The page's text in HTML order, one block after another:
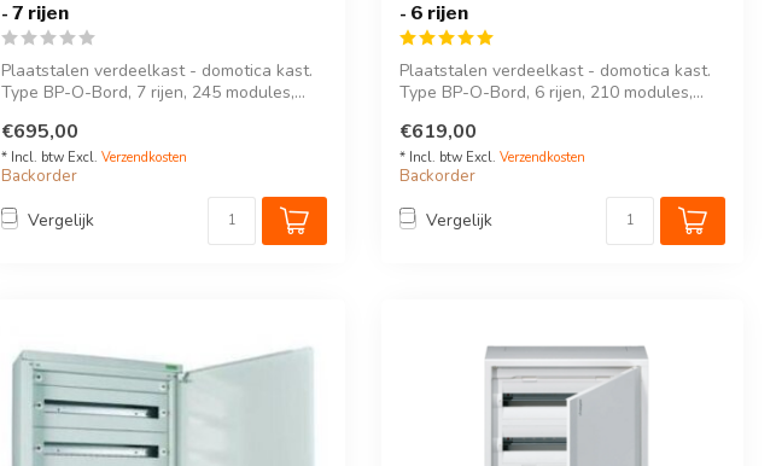
- 7 rijen
Plaatstalen verdeelkast - domotica kast.
Type BP-O-Bord, 7 rijen, 245 modules,...
€695,00
* Incl. btw Excl. Verzendkosten
Backorder
Vergelijk
- 6 rijen
Plaatstalen verdeelkast - domotica kast.
Type BP-O-Bord, 6 rijen, 210 modules,...
€619,00
* Incl. btw Excl. Verzendkosten
Backorder
Vergelijk